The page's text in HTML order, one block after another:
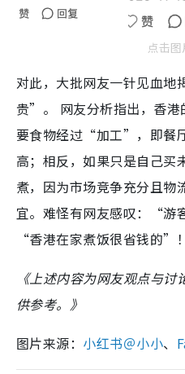
点击
对此，大批网友一针见血
贵”。 网友分析指出，香港
要食物经过“加工”，即餐
高；相反，如果只是自己买
煮，因为市场竞争充分且物
宜。难怪有网友感叹：“游
“香港在家煮饭很省钱的”！
《上述内容为网友观点与
供参考。》
图片来源： 小红书＠小小、